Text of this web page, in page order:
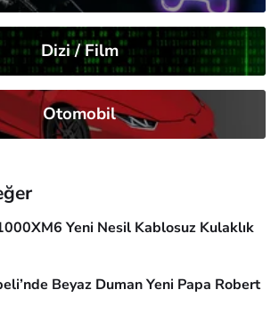
Dizi / Film
Otomobil
Yeni Nesil Kablosuz Kulaklık
Beyaz Duman Yeni Papa Robert